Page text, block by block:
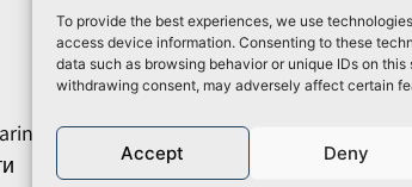
To provide the best experiences, we use
access device information. Consenting to these
data such as browsing behavior or unique IDs on
withdrawing consent, may adversely affect certain
Accept Deny
Правила и политика